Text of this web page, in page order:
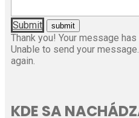
Submit
Thank you! Your message
Unable to send your
again.
KDE SA